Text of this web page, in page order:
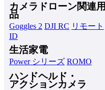
カメラドローン関連用
品
Goggles 2 DJI RC リモート
ID
生活家電
Power シリーズ ROMO
ハンドヘルド・
アクションカメラ